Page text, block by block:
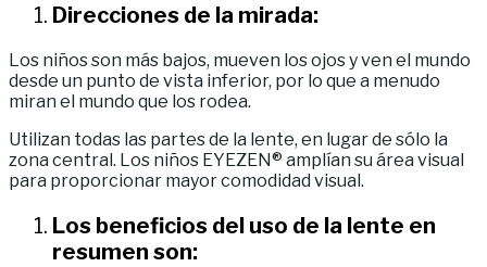
Direcciones de la mirada:
Los niños son más bajos, mueven los ojos y ven el mundo
desde un punto de vista inferior, por lo que a menudo
miran el mundo que los rodea.
Utilizan todas las partes de la lente, en lugar de sólo la
zona central. Los niños EYEZEN® amplían su área visual
para proporcionar mayor comodidad visual.
Los beneficios del uso de la lente en
resumen son: